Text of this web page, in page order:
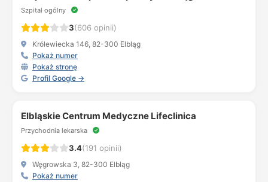
Szpital ogólny
3(606 opinii)
Królewiecka 146, 82-300 Elbląg
Pokaż numer
Pokaż stronę
Profil Google →
Elbląskie Centrum Medyczne Lifeclinica
Przychodnia lekarska
3.4(191 opinii)
Węgrowska 3, 82-300 Elbląg
Pokaż numer